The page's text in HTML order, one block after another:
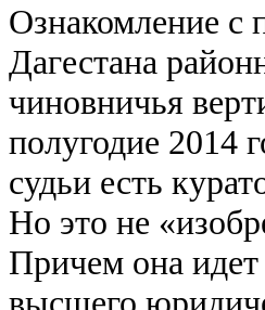
Ознакомление с
Дагестана
чиновничья
полугодие 2014
судьи есть
Но это не
Причем она идет
высшего